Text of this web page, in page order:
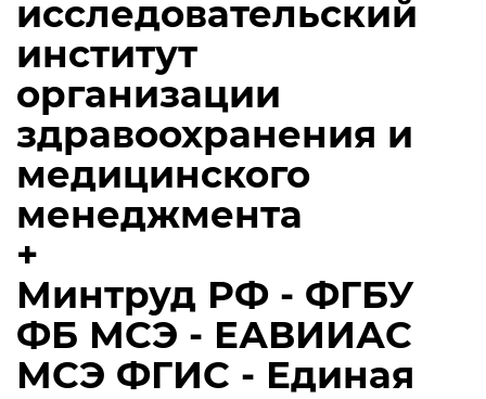
исследовательский
институт
организации
здравоохранения и
медицинского
менеджмента
+
Минтруд РФ - ФГБУ
ФБ МСЭ - ЕАВИИАС
МСЭ ФГИС - Единая